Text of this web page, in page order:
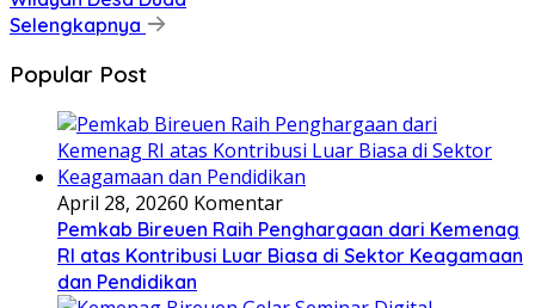
Selengkapnya
Popular Post
April 28, 20260 Komentar
Pemkab Bireuen Raih Penghargaan dari Kemenag
RI atas Kontribusi Luar Biasa di Sektor Keagamaan
dan Pendidikan